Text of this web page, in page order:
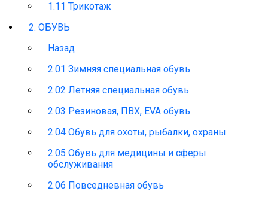
1.11 Трикотаж
2. ОБУВЬ
Назад
2.01 Зимняя специальная обувь
2.02 Летняя специальная обувь
2.03 Резиновая, ПВХ, EVA обувь
2.04 Обувь для охоты, рыбалки, охраны
2.05 Обувь для медицины и сферы
обслуживания
2.06 Повседневная обувь